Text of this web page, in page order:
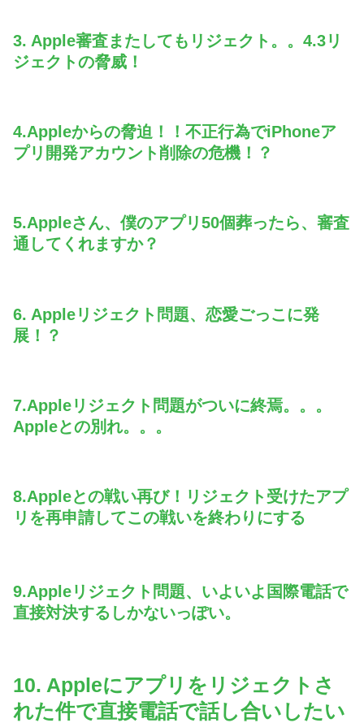
3. Apple審査またしてもリジェクト。。4.3リ
ジェクトの脅威！
4.Appleからの脅迫！！不正行為でiPhoneア
プリ開発アカウント削除の危機！？
5.Appleさん、僕のアプリ50個葬ったら、審査
通してくれますか？
6. Appleリジェクト問題、恋愛ごっこに発
展！？
7.Appleリジェクト問題がついに終焉。。。
Appleとの別れ。。。
8.Appleとの戦い再び！リジェクト受けたアプ
リを再申請してこの戦いを終わりにする
9.Appleリジェクト問題、いよいよ国際電話で
直接対決するしかないっぽい。
10. Appleにアプリをリジェクトさ
れた件で直接電話で話し合いしたい